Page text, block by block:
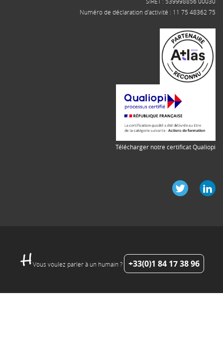
Numéro de déclaration d'activité : 11 75 48362 75
Télécharger notre certificat Qualiopi
Vous voulez parler à un humain ? +33(0)1 84 17 38 96